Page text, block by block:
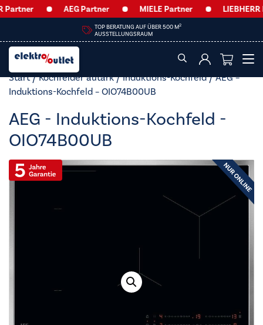
AEG Partner MIELE Partner LIEBHERR
TOP BERATUNG AUF ÜBER 500 M2
AUSSTELLUNGSRAUM
Start/Kochfelder autark/Induktions-Kochfeld/ AEG –
Induktions-Kochfeld – OIO74B00UB
AEG - Induktions-Kochfeld -
OIO74B00UB